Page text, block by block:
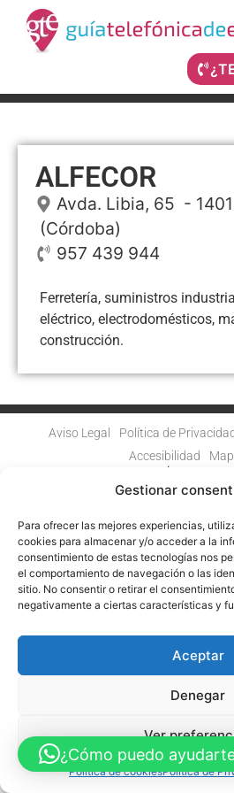
Gestionar
Para ofrecer las mejores experiencias,
cookies para almacenar y/o acceder a la
consentimiento de estas tecnologías nos
el comportamiento de navegación o las
sitio. No consentir o retirar el
negativamente a ciertas características y
Aceptar
Denegar
Ver
Política de cookiesPolítica de
ALFECOR
Avda. Libia, 65 -
(Córdoba)
957 439 944
Ferretería, suministros
eléctrico, electrodomésticos,
construcción.
Aviso Legal Política de
Accesibilidad
DIGITAL POR LOS FONDOS NEXT
MECANISMO DE
© Guia Telefónica de Empresas –
¿Cómo puedo